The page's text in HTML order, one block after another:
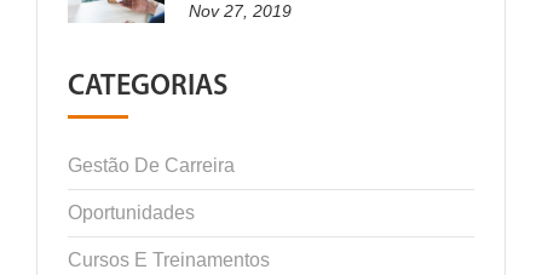
Nov 27, 2019
CATEGORIAS
Gestão De Carreira
Oportunidades
Cursos E Treinamentos